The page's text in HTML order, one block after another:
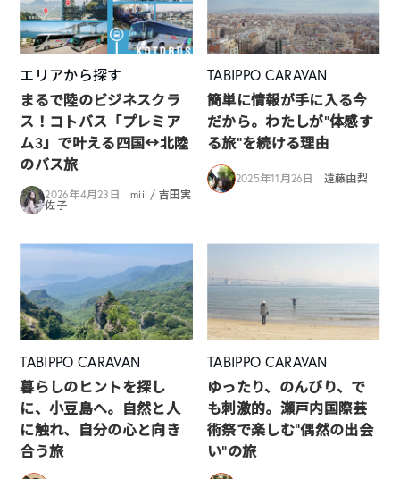
エリアから探す
まるで陸のビジネスクラ
ス！コトバス「プレミア
ム3」で叶える四国↔︎北陸
のバス旅
2026年4月23日
miii / 吉田実
佐子
TABIPPO CARAVAN
簡単に情報が手に入る今
だから。わたしが“体感す
る旅”を続ける理由
2025年11月26日 遠藤由梨
TABIPPO CARAVAN
暮らしのヒントを探し
に、小豆島へ。自然と人
に触れ、自分の心と向き
合う旅
TABIPPO CARAVAN
ゆったり、のんびり、で
も刺激的。瀬戸内国際芸
術祭で楽しむ“偶然の出会
い”の旅